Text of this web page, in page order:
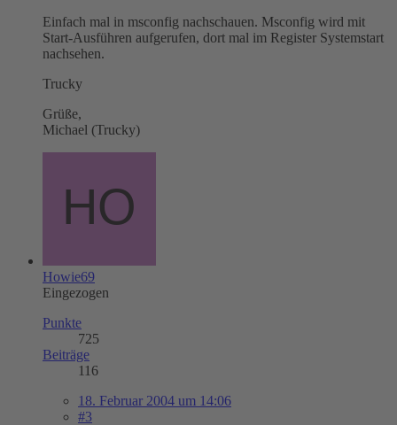
Einfach mal in msconfig nachschauen. Msconfig wird mit
Start-Ausführen aufgerufen, dort mal im Register Systemstart
nachsehen.
Trucky
Grüße,
Michael (Trucky)
Howie69
Eingezogen
Punkte
725
Beiträge
116
18. Februar 2004 um 14:06
#3